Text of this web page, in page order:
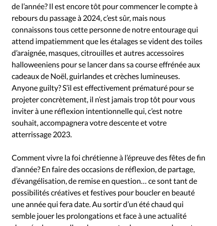
de l’année? Il est encore tôt pour commencer le compte à
rebours du passage à 2024, c’est sûr, mais nous
connaissons tous cette personne de notre entourage qui
attend impatiemment que les étalages se vident des toiles
d’araignée, masques, citrouilles et autres accessoires
halloweeniens pour se lancer dans sa course effrénée aux
cadeaux de Noël, guirlandes et crèches lumineuses.
Anyone guilty? S’il est effectivement prématuré pour se
projeter concrètement, il n’est jamais trop tôt pour vous
inviter à une réflexion intentionnelle qui, c’est notre
souhait, accompagnera votre descente et votre
atterrissage 2023.
Comment vivre la foi chrétienne à l’épreuve des fêtes de fin
d’année? En faire des occasions de réflexion, de partage,
d’évangélisation, de remise en question… ce sont tant de
possibilités créatives et festives pour boucler en beauté
une année qui fera date. Au sortir d’un été chaud qui
semble jouer les prolongations et face à une actualité